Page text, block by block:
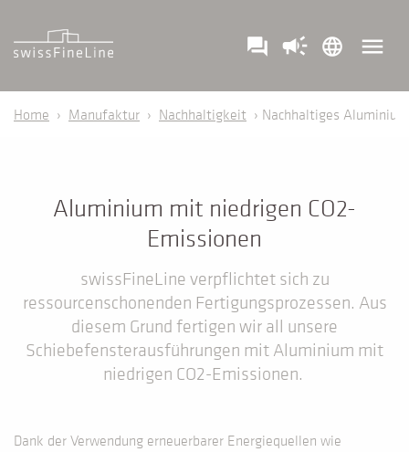
question_answer campaign language menu
Home › Manufaktur › Nachhaltigkeit › Nachhaltiges Aluminium
Aluminium mit niedrigen CO2-
Emissionen
swissFineLine verpflichtet sich zu
ressourcenschonenden Fertigungsprozessen. Aus
diesem Grund fertigen wir all unsere
Schiebefensterausführungen mit Aluminium mit
niedrigen CO2-Emissionen.
Dank der Verwendung erneuerbarer Energiequellen wie